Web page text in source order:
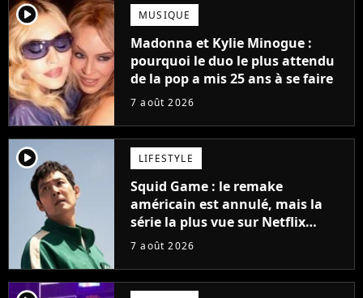
player2 MUSIQUE
Madonna et Kylie Minogue :
pourquoi le duo le plus attendu
de la pop a mis 25 ans à se faire
7 août 2026
player2 LIFESTYLE
Squid Game : le remake
américain est annulé, mais la
série la plus vue sur Netflix
pourrait avoir une version
7 août 2026